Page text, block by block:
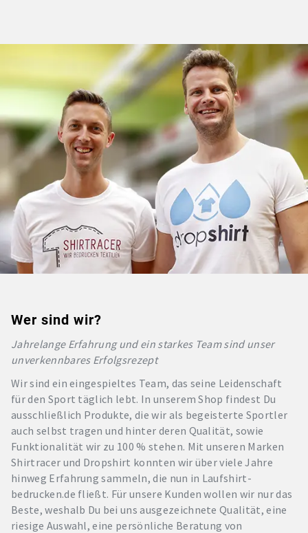
Wer sind wir?
Jahrelange Erfahrung und ein starkes Team sind unser
unverkennbares Erfolgsrezept
Wir sind ein eingespieltes Team, das seine Leidenschaft
für den Sport täglich lebt. In unserem Shop findest Du
ausschließlich Produkte, die wir als begeisterte Sportler
auch selbst tragen und hinter deren Qualität, sowie
Funktionalität wir zu 100 % stehen. Mit unseren Marken
Shirtracer und Dropshirt konnten wir über viele Jahre
hinweg Erfahrung sammeln, die nun in Laufshirt-
bedrucken.de fließt. Für unsere Kunden wollen wir nur das
Beste, weshalb Du bei uns ausgezeichnete Qualität, eine
riesige Auswahl, eine persönliche Beratung von